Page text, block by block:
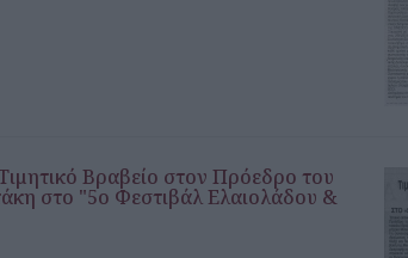
Βραβείο στον Πρόεδρο του
στο "5ο Φεστιβάλ Ελαιολάδου &